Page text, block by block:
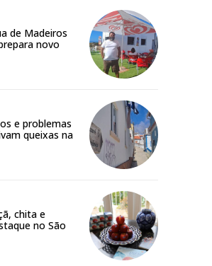
de Madeiros
novo
e problemas
queixas na
chita e
no São